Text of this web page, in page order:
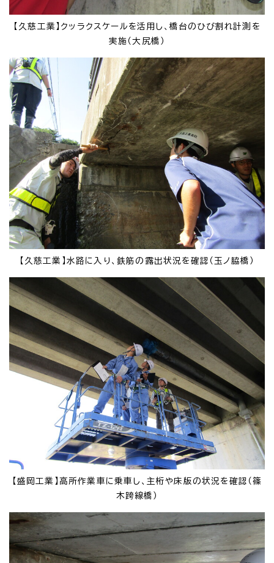
【久慈工業】クッラクスケールを活用し、橋台のひび割れ計測を
実施（大尻橋）
【久慈工業】水路に入り、鉄筋の露出状況を確認（玉ノ脇橋）
【盛岡工業】高所作業車に乗車し、主桁や床版の状況を確認（篠
木跨線橋）